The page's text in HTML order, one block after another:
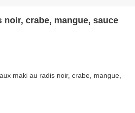
noir, crabe, mangue, sauce